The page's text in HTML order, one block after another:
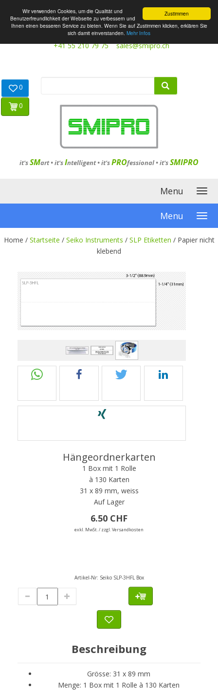
Zustimmen
Wir verwenden Cookies, um die Qualität und
Benutzerfreundlichkeit der Webseite zu verbessern und
Ihnen einen besseren Service zu bieten. Wenn Sie auf Zustimmen klicken, erklären Sie
sich damit einverstanden. Mehr Infos
+41 55 210 79 75 sales@smipro.ch
it'sSMart •it'sIntelligent•it'sPROfessional •it'sSMIPRO
0
0
Menu
Menu
Home / Startseite / Seiko Instruments / SLP Etiketten / Papier nicht
klebend
Hängeordnerkarten
1 Box mit 1 Rolle
à 130 Karten
31 x 89 mm, weiss
Auf Lager
6.50 CHF
exkl. MwSt. / zzgl. Versandkosten
Artikel-Nr: Seiko SLP-3HFL Box
Beschreibung
Grösse: 31 x 89 mm
Menge: 1 Box mit 1 Rolle à 130 Karten